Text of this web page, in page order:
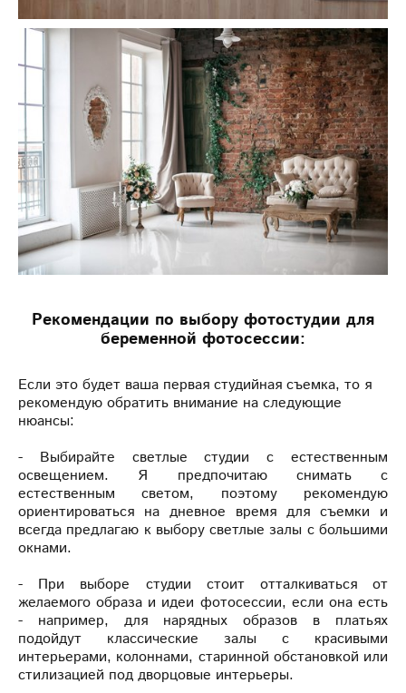
Рекомендации по выбору фотостудии для
беременной фотосессии:
Если это будет ваша первая студийная съемка, то я
рекомендую обратить внимание на следующие
нюансы:
- Выбирайте светлые студии с естественным
освещением. Я предпочитаю снимать с
естественным светом, поэтому рекомендую
ориентироваться на дневное время для съемки и
всегда предлагаю к выбору светлые залы с большими
окнами.
- При выборе студии стоит отталкиваться от
желаемого образа и идеи фотосессии, если она есть
- например, для нарядных образов в платьях
подойдут классические залы с красивыми
интерьерами, колоннами, старинной обстановкой или
стилизацией под дворцовые интерьеры.